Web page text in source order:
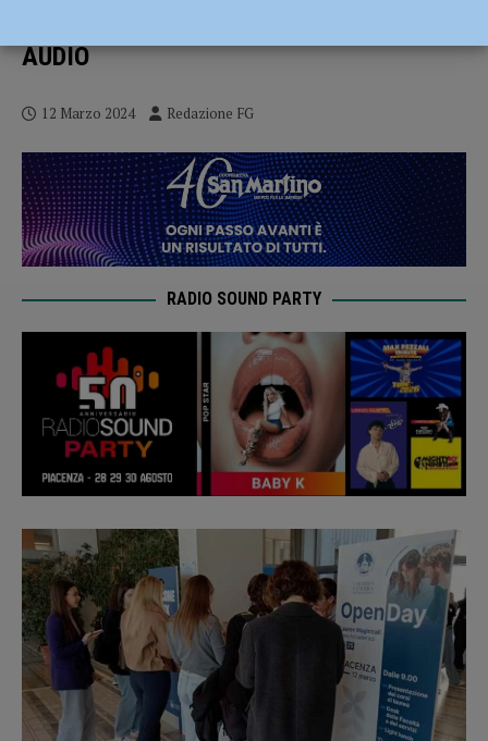
AUDIO
12 Marzo 2024 Redazione FG
RADIO SOUND PARTY